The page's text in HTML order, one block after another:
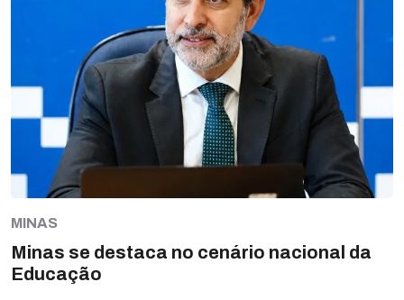
MINAS
Minas se destaca no cenário nacional da
Educação